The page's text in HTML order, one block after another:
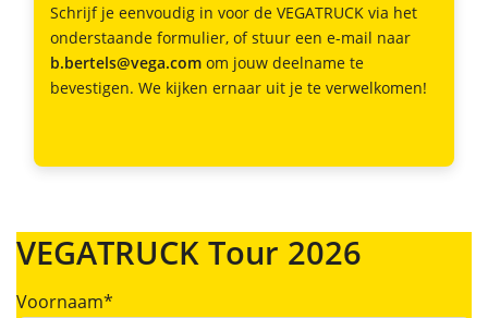
Schrijf je eenvoudig in voor de VEGATRUCK via het
onderstaande formulier, of stuur een e-mail naar
b.bertels@vega.com om jouw deelname te
bevestigen. We kijken ernaar uit je te verwelkomen!
VEGATRUCK Tour 2026
Voornaam*